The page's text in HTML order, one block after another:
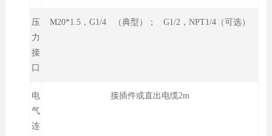
压
力
接
口
M20*1.5，G1/4 （典型）； G1/2，NPT1/4（可选）
电
气
连
接插件或直出电缆2m